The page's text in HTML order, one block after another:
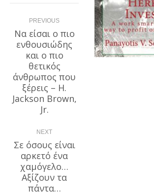
Post
navigation
PREVIOUS
Previous
post:
Να είσαι ο πιο
ενθουσιώδης
και ο πιο
θετικός
άνθρωπος που
ξέρεις – H.
Jackson Brown,
Jr.
NEXT
Next
post:
Σε όσους είναι
αρκετό ένα
χαμόγελο…
Αξίζουν τα
πάντα…